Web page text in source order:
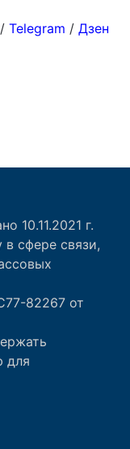
10.11.2021 г.
сфере связи,
82267 от
для